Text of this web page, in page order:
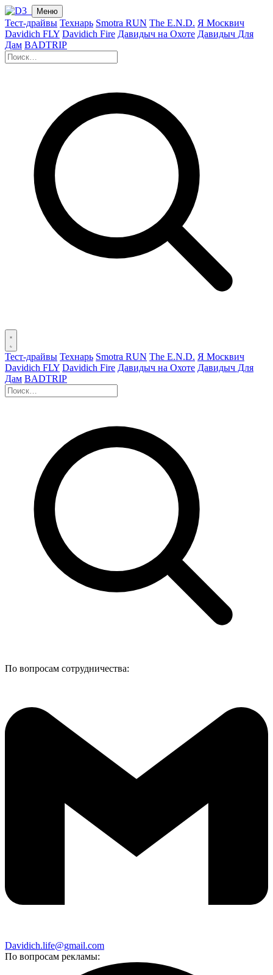
Меню
Тест-драйвы Технарь Smotra RUN The E.N.D. Я Москвич
Davidich FLY Davidich Fire Давидыч на Охоте Давидыч Для
Дам BADTRIP
Тест-драйвы Технарь Smotra RUN The E.N.D. Я Москвич
Davidich FLY Davidich Fire Давидыч на Охоте Давидыч Для
Дам BADTRIP
По вопросам сотрудничества:
Davidich.life@gmail.com
По вопросам рекламы: